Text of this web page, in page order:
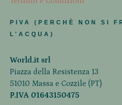
PIVA (PERCHÈ NON SI
L'ACQUA)
World.it srl
Piazza della Resistenza 13
51010 Massa e Cozzile (PT)
P.IVA 01643150475